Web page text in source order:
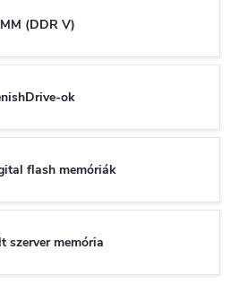
(DDR V)
ok
flash memóriák
szerver memória